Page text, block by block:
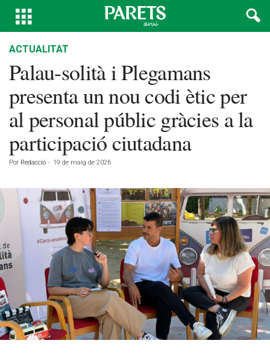
ACTUALITAT
Palau-solità i Plegamans
presenta un nou codi ètic per
al personal públic gràcies a la
participació ciutadana
Por Redacció - 19 de maig de 2026